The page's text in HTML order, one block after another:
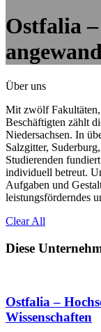
Ostfalia
Über uns
Mit zwölf
Beschäftigten zählt
Niedersachsen. In
Salzgitter,
Studierenden
individuell betreut.
Aufgaben und
leistungsförderndes
Clear All
Diese
Ostfalia –
Wissenschaften